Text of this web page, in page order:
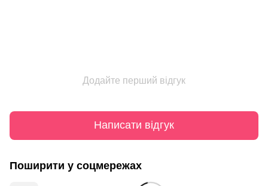
Додайте перший відгук
Написати відгук
Поширити у соцмережах